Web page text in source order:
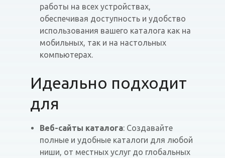
работы на всех устройствах,
обеспечивая доступность и удобство
использования вашего каталога как на
мобильных, так и на настольных
компьютерах.
Идеально подходит
для
Веб-сайты каталога: Создавайте
полные и удобные каталоги для любой
ниши, от местных услуг до глобальных